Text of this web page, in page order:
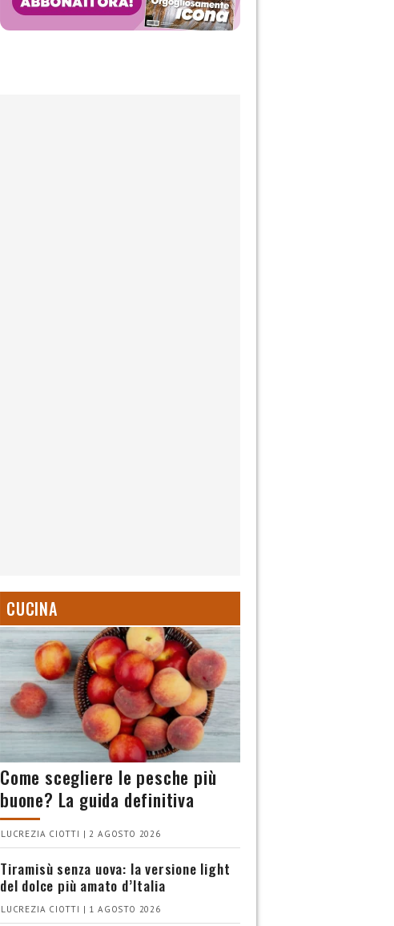
CUCINA
Come scegliere le pesche più
buone? La guida definitiva
LUCREZIA CIOTTI | 2 AGOSTO 2026
Tiramisù senza uova: la versione light
del dolce più amato d’Italia
LUCREZIA CIOTTI | 1 AGOSTO 2026